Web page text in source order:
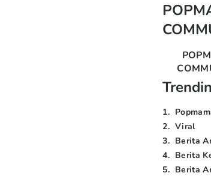
1.
2. Viral
3. Berita
4. Berita
5. Berita